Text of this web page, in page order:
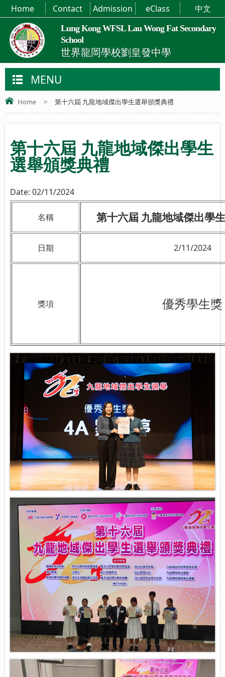
Lung Kong WFSL Lau Wong Fat Secondary
School
世界龍岡學校劉皇發中學
Home Contact Admission eClass 中文
MENU
Home > 第十六屆 九龍地域傑出學生選舉頒獎典禮
第十六屆 九龍地域傑出學生
選舉頒獎典禮
Date: 02/11/2024
名稱 第十六屆 九龍地域傑出學
日期 2/11/2024
獎項 優秀學生獎